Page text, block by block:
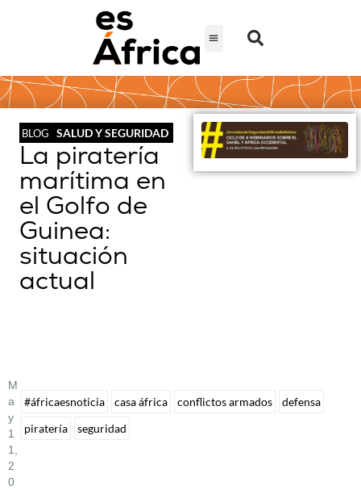
BLOG SALUD Y SEGURIDAD
La piratería
marítima en
el Golfo de
Guinea:
situación
actual
M
A
Y
1
1,
2
0
#áfricaesnoticia casa áfrica conflictos armados
defensa
piratería
seguridad